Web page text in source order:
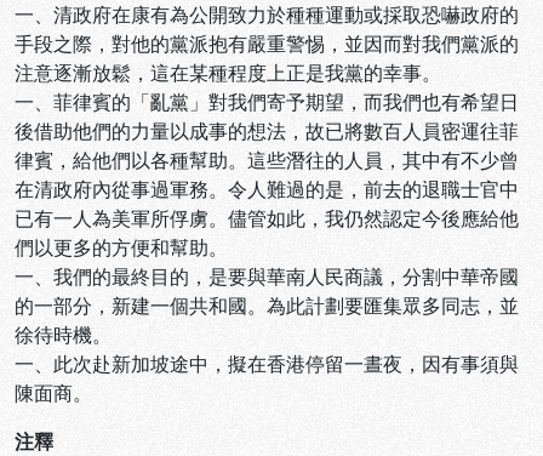
一、清政府在康有為公開致力於種種運動或採取恐嚇政府的
手段之際，對他的黨派抱有嚴重警惕，並因而對我們黨派的
注意逐漸放鬆，這在某種程度上正是我黨的幸事。
一、菲律賓的「亂黨」對我們寄予期望，而我們也有希望日
後借助他們的力量以成事的想法，故已將數百人員密運往菲
律賓，給他們以各種幫助。這些潛往的人員，其中有不少曾
在清政府內從事過軍務。令人難過的是，前去的退職士官中
已有一人為美軍所俘虜。儘管如此，我仍然認定今後應給他
們以更多的方便和幫助。
一、我們的最終目的，是要與華南人民商議，分割中華帝國
的一部分，新建一個共和國。為此計劃要匯集眾多同志，並
徐待時機。
一、此次赴新加坡途中，擬在香港停留一晝夜，因有事須與
陳面商。
注釋